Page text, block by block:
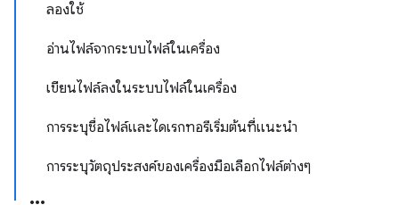
ลองใช้
อ่านไฟล์จากระบบไฟล์ในเครื่อง
เขียนไฟล์ลงในระบบไฟล์ในเครื่อง
การระบุชื่อไฟล์และไดเรกทอรีเริ่มต้นที่แนะนำ
การระบุวัตถุประสงค์ของเครื่องมือเลือกไฟล์ต่างๆ